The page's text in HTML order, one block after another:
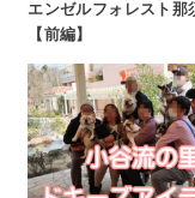
エンゼルフォレスト那
【前編】